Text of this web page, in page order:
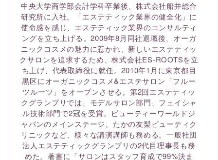
中央大学商学部会計学科卒業後、株式会社船井総合
研究所に入社。「エステティック業界の健全化」に
使命感を感じ、エステティック業界のコンサルティ
ングを立ち上げる。2009年8月同社退職後、オーガ
ニックコスメの魅力に惹かれ、新しいエステティッ
クサロンを追求するため、株式会社ES-ROOTSを立
ち上げ、代表取締役に就任。2010年1月に東京都目
黒区にオーガニックコスメ&エステサロン「フルー
ツルーツ」をオープンさせる。第2回エステティッ
クグランプリでは、モデルサロン部門、フェイシャ
ル技術部門で2冠を受賞。ビューティーワールドジ
ャパンのメインステージ、たかの友梨ビューティク
リニックなど、様々な講演講師も務める。一般社団
法人エステティックグランプリの2代目理事長も務
めた。著書に「サロンはスタッフ育成で99%決ま